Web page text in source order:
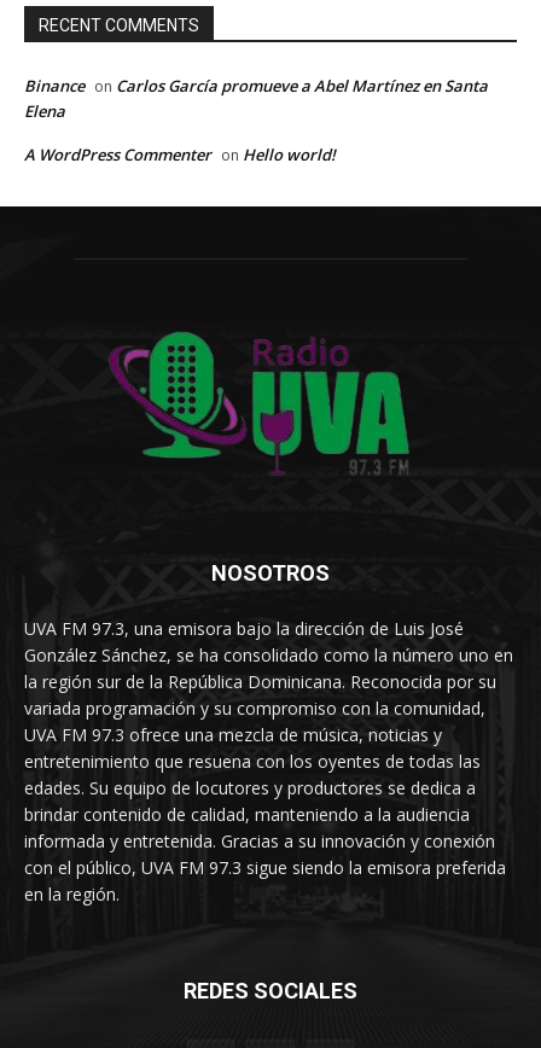
RECENT COMMENTS
Binance on Carlos García promueve a Abel Martínez en Santa
Elena
A WordPress Commenter on Hello world!
NOSOTROS
UVA FM 97.3, una emisora bajo la dirección de Luis José
González Sánchez, se ha consolidado como la número uno en
la región sur de la República Dominicana. Reconocida por su
variada programación y su compromiso con la comunidad,
UVA FM 97.3 ofrece una mezcla de música, noticias y
entretenimiento que resuena con los oyentes de todas las
edades. Su equipo de locutores y productores se dedica a
brindar contenido de calidad, manteniendo a la audiencia
informada y entretenida. Gracias a su innovación y conexión
con el público, UVA FM 97.3 sigue siendo la emisora preferida
en la región.
REDES SOCIALES